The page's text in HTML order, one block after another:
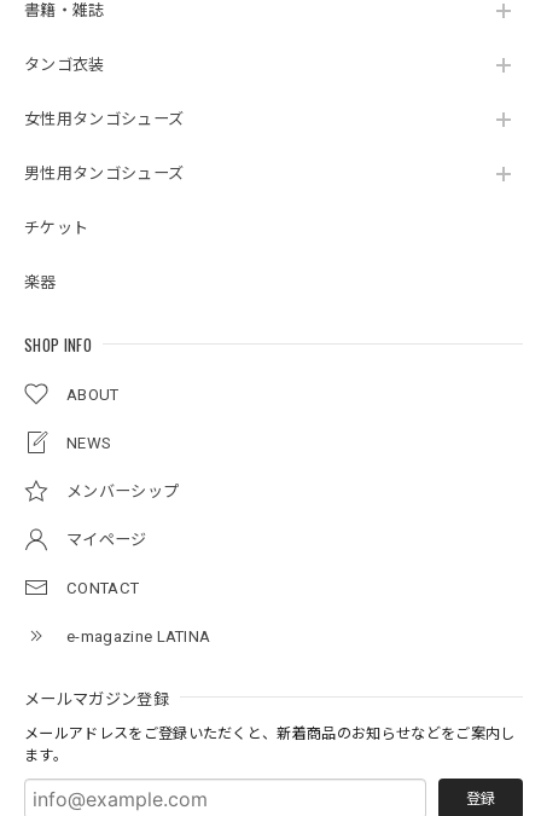
書籍・雑誌
タンゴ衣装
女性用タンゴシューズ
男性用タンゴシューズ
チケット
楽器
SHOP INFO
ABOUT
NEWS
メンバーシップ
マイページ
CONTACT
e-magazine LATINA
メールマガジン登録
メールアドレスをご登録いただくと、新着商品のお知らせなどをご案内し
ます。
登録